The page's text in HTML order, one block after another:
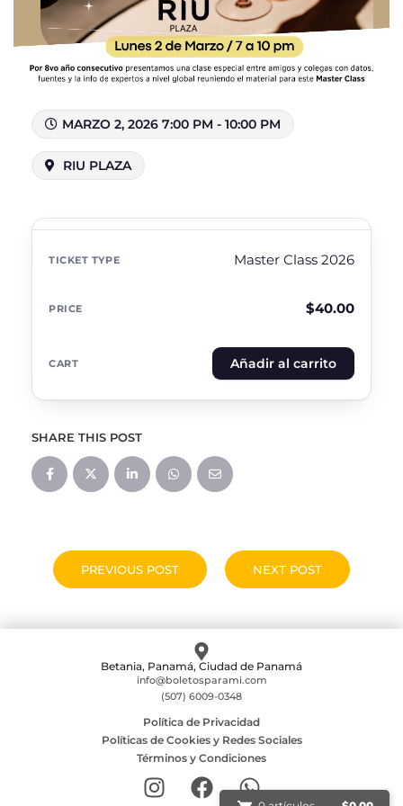
MARZO 2, 2026 7:00 PM - 10:00 PM
RIU PLAZA
Master Class 2026
$40.00
Añadir al carrito
SHARE THIS POST
PREVIOUS POST NEXT POST
Betania, Panamá, Ciudad de Panamá
info@boletosparami.com
(507) 6009-0348
Política de Privacidad
Políticas de Cookies y Redes Sociales
Términos y Condiciones